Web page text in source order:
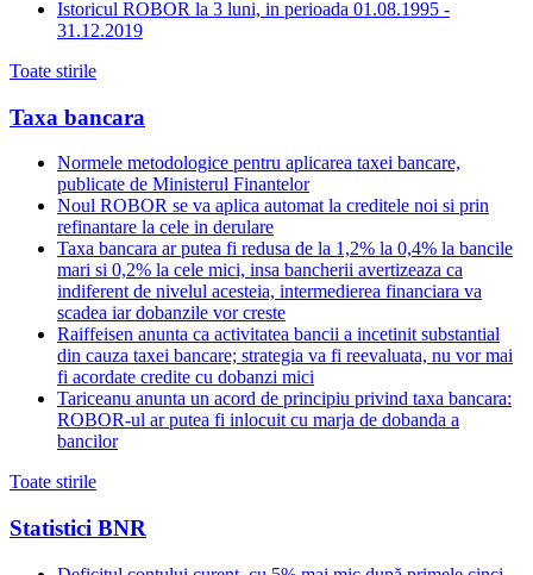
Istoricul ROBOR la 3 luni, in perioada 01.08.1995 -
31.12.2019
Toate stirile
Taxa bancara
Normele metodologice pentru aplicarea taxei bancare,
publicate de Ministerul Finantelor
Noul ROBOR se va aplica automat la creditele noi si prin
refinantare la cele in derulare
Taxa bancara ar putea fi redusa de la 1,2% la 0,4% la bancile
mari si 0,2% la cele mici, insa bancherii avertizeaza ca
indiferent de nivelul acesteia, intermedierea financiara va
scadea iar dobanzile vor creste
Raiffeisen anunta ca activitatea bancii a incetinit substantial
din cauza taxei bancare; strategia va fi reevaluata, nu vor mai
fi acordate credite cu dobanzi mici
Tariceanu anunta un acord de principiu privind taxa bancara:
ROBOR-ul ar putea fi inlocuit cu marja de dobanda a
bancilor
Toate stirile
Statistici BNR